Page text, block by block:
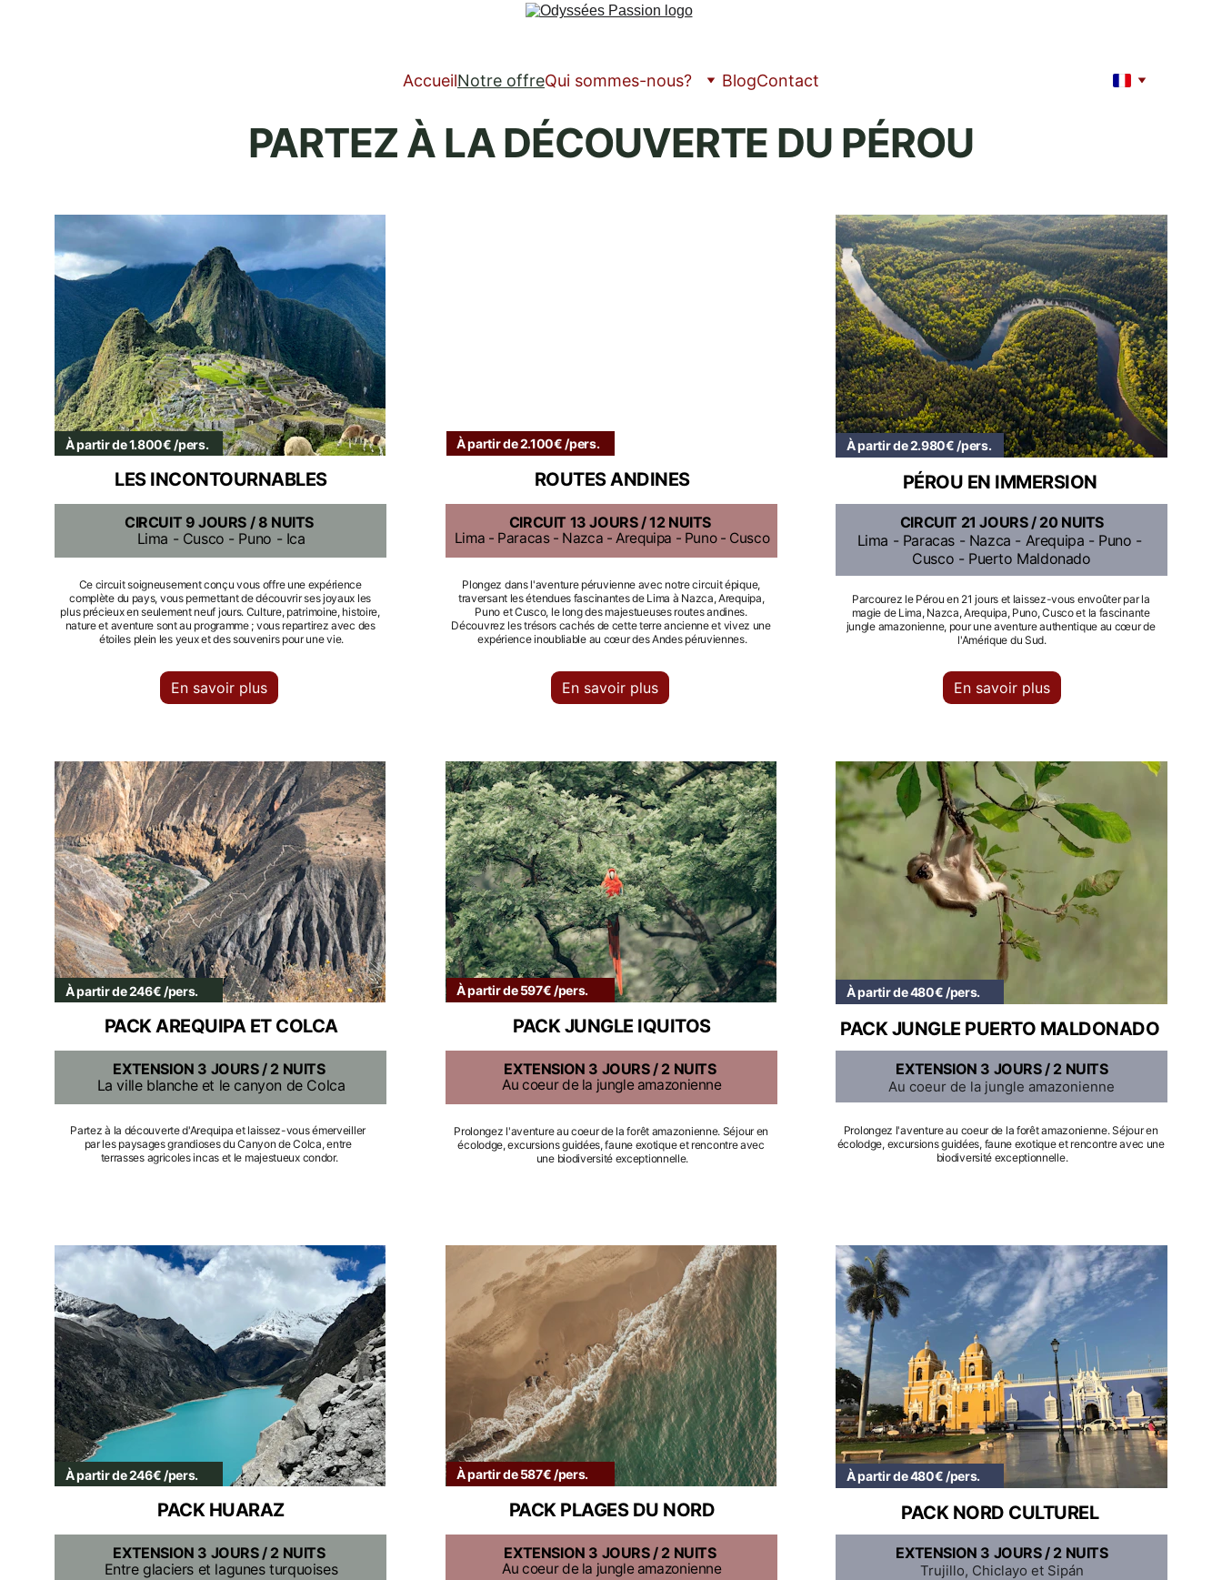
AccueilNotre offreQui sommes-nous? BlogContact
PARTEZ À LA DÉCOUVERTE DU PÉROU
À partir de 1.800€ /pers.
PÉROU EN IMMERSION
CIRCUIT 9 JOURS / 8 NUITS
LES INCONTOURNABLES
Ce circuit soigneusement conçu vous offre une expérience
complète du pays, vous permettant de découvrir ses joyaux les
plus précieux en seulement neuf jours. Culture, patrimoine, histoire,
nature et aventure sont au programme ; vous repartirez avec des
étoiles plein les yeux et des souvenirs pour une vie.
Lima - Cusco - Puno - Ica
À partir de 2.100€ /pers.
CIRCUIT 13 JOURS / 12 NUITS
ROUTES ANDINES
Plongez dans l'aventure péruvienne avec notre circuit épique,
traversant les étendues fascinantes de Lima à Nazca, Arequipa,
Puno et Cusco, le long des majestueuses routes andines.
Découvrez les trésors cachés de cette terre ancienne et vivez une
expérience inoubliable au cœur des Andes péruviennes.
Lima - Paracas - Nazca - Arequipa - Puno - Cusco
CIRCUIT 21 JOURS / 20 NUITS
Lima - Paracas - Nazca - Arequipa - Puno -
Cusco - Puerto Maldonado
En savoir plus En savoir plus En savoir plus
Parcourez le Pérou en 21 jours et laissez-vous envoûter par la
magie de Lima, Nazca, Arequipa, Puno, Cusco et la fascinante
jungle amazonienne, pour une aventure authentique au cœur de
l'Amérique du Sud.
À partir de 2.980€ /pers.
À partir de 1.800€ /pers.
PACK JUNGLE PUERTO MALDONADO
EXTENSION 3 JOURS / 2 NUITS
PACK AREQUIPA ET COLCA
Partez à la découverte d'Arequipa et laissez-vous émerveiller
par les paysages grandioses du Canyon de Colca, entre
terrasses agricoles incas et le majestueux condor.
La ville blanche et le canyon de Colca
À partir de 597€ /pers.
EXTENSION 3 JOURS / 2 NUITS
PACK JUNGLE IQUITOS
Prolongez l'aventure au coeur de la forêt amazonienne. Séjour en
écolodge, excursions guidées, faune exotique et rencontre avec
une biodiversité exceptionnelle.
Au coeur de la jungle amazonienne
EXTENSION 3 JOURS / 2 NUITS
Au coeur de la jungle amazonienne
Prolongez l'aventure au coeur de la forêt amazonienne. Séjour en
écolodge, excursions guidées, faune exotique et rencontre avec une
biodiversité exceptionnelle.
À partir de 480€ /pers.
À partir de 246€ /pers.
PACK NORD CULTUREL
EXTENSION 3 JOURS / 2 NUITS
PACK HUARAZ
Entre glaciers et lagunes turquoises
À partir de 587€ /pers.
EXTENSION 3 JOURS / 2 NUITS
PACK PLAGES DU NORD
Au coeur de la jungle amazonienne
EXTENSION 3 JOURS / 2 NUITS
Trujillo, Chiclayo et Sipán
À partir de 480€ /pers.
À partir de 246€ /pers.